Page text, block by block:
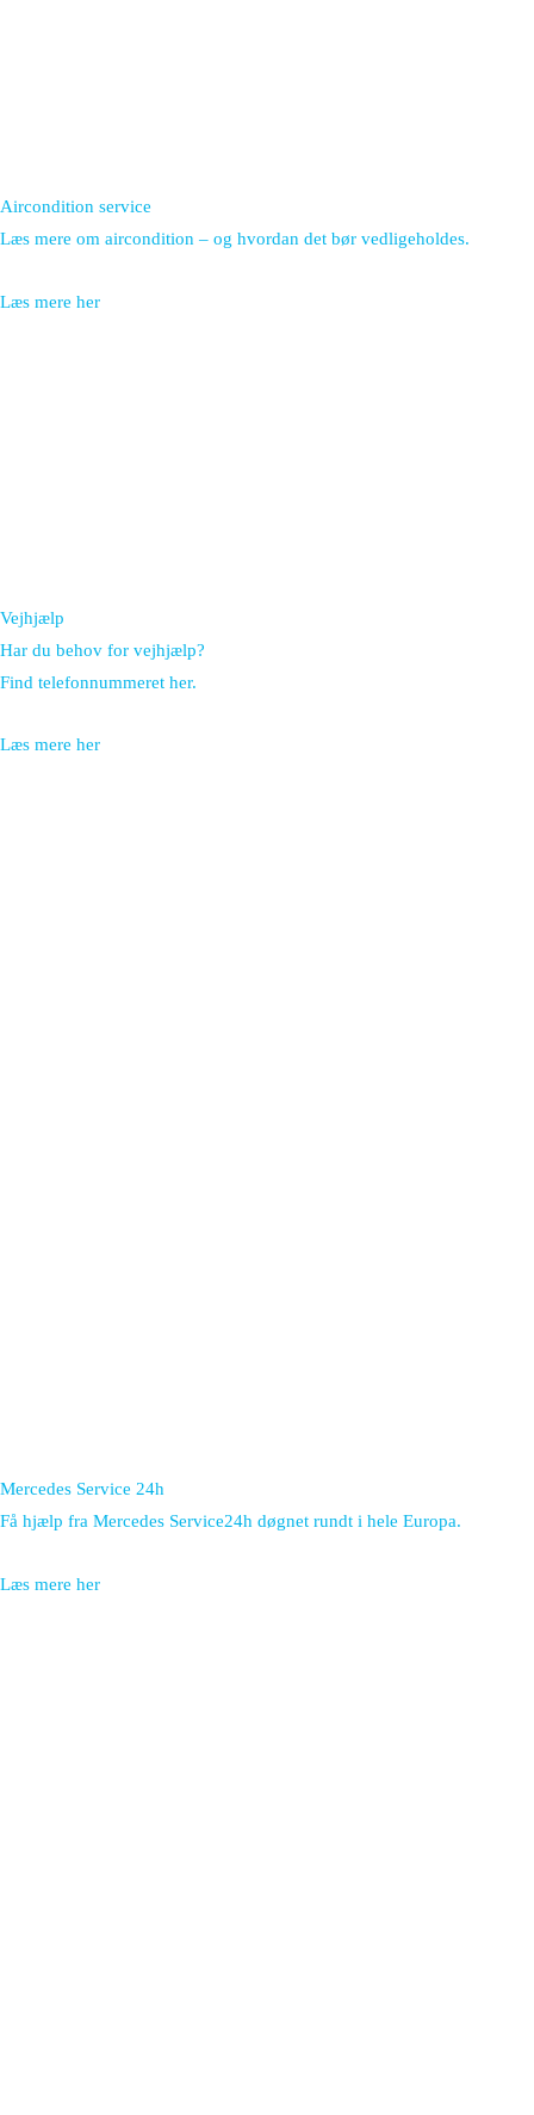
Aircondition service
Læs mere om aircondition – og hvordan det bør vedligeholdes.
Læs mere her
Vejhjælp
Har du behov for vejhjælp?
Find telefonnummeret her.
Læs mere her
Mercedes Service 24h
Få hjælp fra Mercedes Service24h døgnet rundt i hele Europa.
Læs mere her